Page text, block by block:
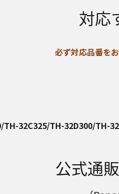
対応
必ず対応品番を
32C325/TH-32D300/TH-
公式通